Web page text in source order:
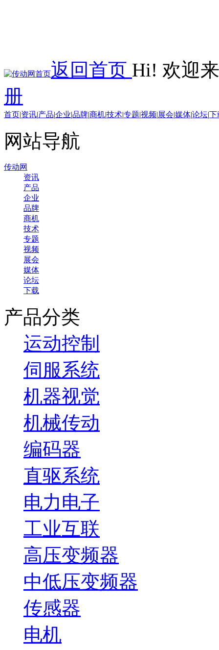
返回首页 Hi! 欢迎
册
首页|资讯|产品|企业|品牌|商机|技术|专题|视频|展会|媒体|论坛|下
网站导航
传动网
资讯
产品
企业
品牌
商机
技术
专题
视频
展会
媒体
论坛
下载
产品分类
运动控制
伺服系统
机器视觉
机械传动
编码器
直驱系统
电力电子
工业互联
高压变频器
中低压变频器
传感器
电机